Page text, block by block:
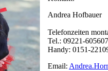
Andrea Hofbauer
Telefonzeiten
Tel.: 09221-
Handy: 0151-
Email: